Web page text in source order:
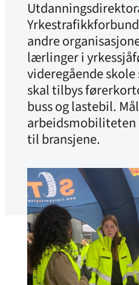
andre
lærlinger i
videregående
skal tilbys
buss og lastebil.
til bransjene.